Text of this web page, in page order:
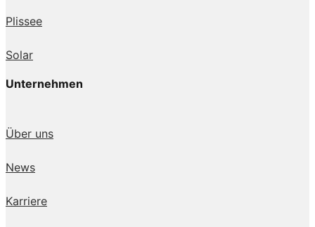
Plissee
Solar
Unternehmen
Über uns
News
Karriere